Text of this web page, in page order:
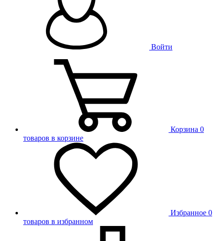
Войти
Корзина 0
товаров в корзине
Избранное 0
товаров в избранном